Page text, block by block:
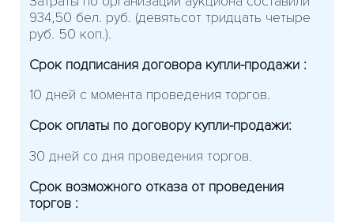
934,50 бел. руб. (девятьсот тридцать четыре
руб. 50 коп.).
Срок подписания договора купли-продажи :
10 дней с момента проведения торгов.
Срок оплаты по договору купли-продажи:
30 дней со дня проведения торгов.
Срок возможного отказа от проведения
торгов :